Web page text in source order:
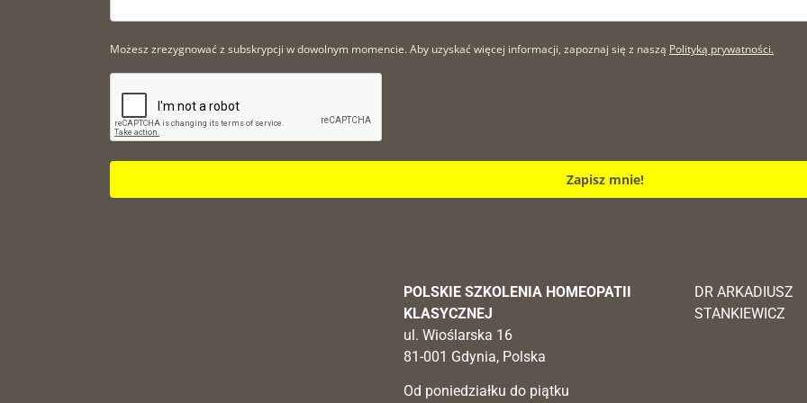
Możesz zrezygnować z subskrypcji w dowolnym momencie. Aby uzyskać więcej informacji, zapoznaj się z naszą Polityką prywatności.
Zapisz mnie!
POLSKIE SZKOLENIA HOMEOPATII
KLASYCZNEJ
ul. Wioślarska 16
81-001 Gdynia, Polska
Od poniedziałku do piątku
DR ARKADIUSZ
STANKIEWICZ